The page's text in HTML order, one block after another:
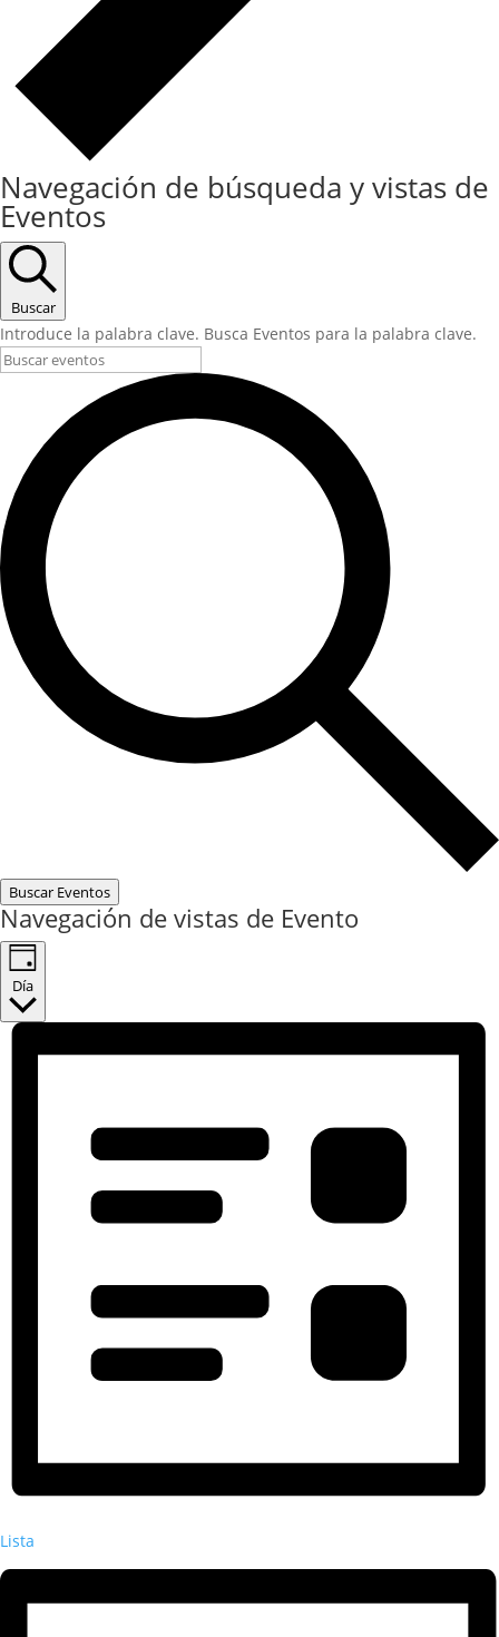
Navegación de búsqueda y vistas de
Eventos
Buscar
Introduce la palabra clave. Busca Eventos para la palabra clave.
Buscar Eventos
Navegación de vistas de Evento
Día
Lista